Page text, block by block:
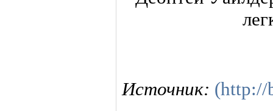
Источник: (http://